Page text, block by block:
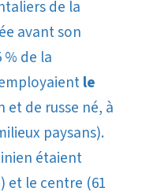
de la
avant son
% de la
le
et de russe né, à
paysans).
étaient
et le centre (61